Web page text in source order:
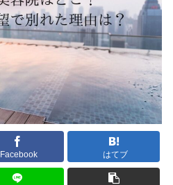
Facebook はてブ